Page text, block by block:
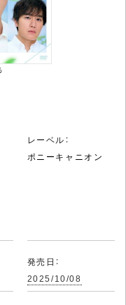
レーベル：
ポニーキャニオン
発売日：
2025/10/08